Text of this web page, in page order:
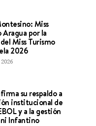
Miss
Aragua por la
Miss Turismo
2026
su respaldo a
institucional de
y a la gestión
Infantino